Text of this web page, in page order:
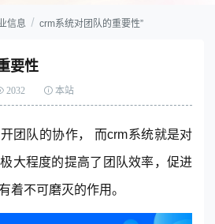
信息 crm系统对团队的重要性”
要性
2032 本站
团队的协作， 而crm系统就是对
大程度的提高了团队效率，促进
着不可磨灭的作用。